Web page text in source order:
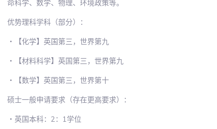
命科学、数学、物理、环境政策等。
优势理科学科（部分）：
・【化学】英国第三，世界第九
・【材料科学】英国第三，世界第九
・【数学】英国第三，世界第十
硕士一般申请要求（存在更高要求）：
・英国本科：2：1学位